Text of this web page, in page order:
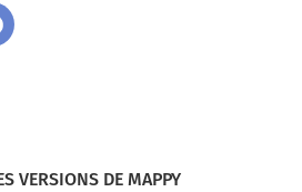
VERSIONS DE MAPPY